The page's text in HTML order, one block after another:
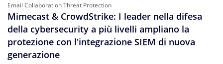
Email Collaboration Threat Protection
Mimecast & CrowdStrike: I leader nella difesa
della cybersecurity a più livelli ampliano la
protezione con l'integrazione SIEM di nuova
generazione